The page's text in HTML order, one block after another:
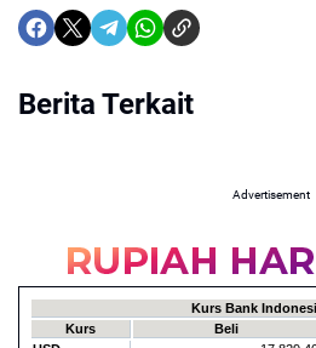
Berita Terkait
Advertisement